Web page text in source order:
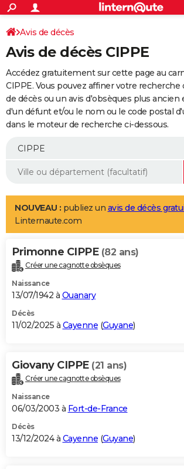
ACTUALITÉS
Politique
Société
Faits Divers
Education
Monde
Villes
+
SPORT
Coupe du monde 2026
Football
Tennis
Cyclisme
Rugby
Forum
Programme TV
TNT
Streaming
Cinéma
Sorties cinéma
Musique
+
FINANCE
Retraite
Impôts
Epargne
Immobilier
Risques naturels par ville
Banque
Assurance
Crédit
AUTO
Essais
Réserver un essai
Citadines
Berlines
SUV
Forum auto
+
Mobiles
Meilleur smartphone
Internet
Ordinateurs
Jeux vidéo
Guide high-tech
Aménagement intérieur
LIFESTYLE
Art de vivre
Bien-être
Loisirs
Mode
Modes de vie
Alimentation
Guide de la santé
Maladies
Médicaments
Sommeil
VOYAGE
Destinations
City break
Voyage nature
Voyage de noces
Forum
Climat
+PHOTO
GUIDES D'ACHAT
BONS PLANS
Carte de Noël
Carte Bonne année
Carte Saint-Valentin
Carte Pâques
Carte d'anniversaire
DICTIONNAIRE
Dictionnaire
Biographies
Citations
Expressions
Proverbes
PROGRAMME TV
S'inscrire
Se connecter
Lycées
Collèges
Primaires
Universités
Entreprises
Service militaire
Avis de recherche
AVIS DE DÉCÈS
Avis de décès
Avis de décès CIPPE
Accédez gratuitement sur cette page au
CIPPE. Vous pouvez affiner votre recherche
de décès ou un avis d'obsèques plus
d'un défunt et/ou le nom ou le code postal
dans le moteur de recherche ci-dessous.
NOUVEAU : publiez un avis de décès
Linternaute.com
Primonne CIPPE (82 ans)
Créer une cagnotte obsèques
Naissance
13/07/1942 à Ouanary
Décès
11/02/2025 à Cayenne (Guyane)
Giovany CIPPE (21 ans)
Créer une cagnotte obsèques
Naissance
06/03/2003 à Fort-de-France
Décès
13/12/2024 à Cayenne (Guyane)